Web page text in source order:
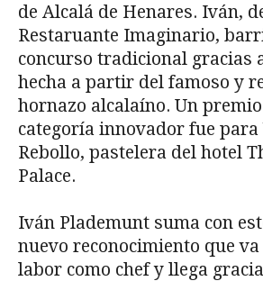
de Alcalá de Henares. Iván,
Restaruante Imaginario,
concurso tradicional gracias
hecha a partir del famoso y
hornazo alcalaíno. Un
categoría innovador fue para
Rebollo, pastelera del hotel
Palace.
Iván Plademunt suma con
nuevo reconocimiento que
labor como chef y llega